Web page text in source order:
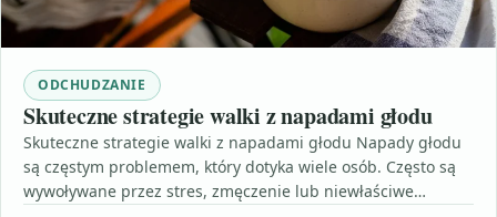
ODCHUDZANIE
Skuteczne strategie walki z napadami głodu
Skuteczne strategie walki z napadami głodu Napady głodu
są częstym problemem, który dotyka wiele osób. Często są
wywoływane przez stres, zmęczenie lub niewłaściwe